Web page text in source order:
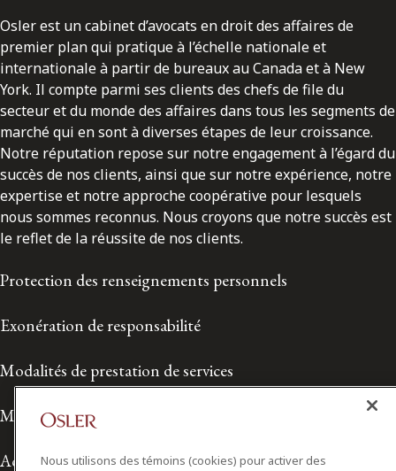
Osler est un cabinet d’avocats en droit des affaires de
premier plan qui pratique à l’échelle nationale et
internationale à partir de bureaux au Canada et à New
York. Il compte parmi ses clients des chefs de file du
secteur et du monde des affaires dans tous les segments de
marché qui en sont à diverses étapes de leur croissance.
Notre réputation repose sur notre engagement à l’égard du
succès de nos clients, ainsi que sur notre expérience, notre
expertise et notre approche coopérative pour lesquels
nous sommes reconnus. Nous croyons que notre succès est
le reflet de la réussite de nos clients.
Protection des renseignements personnels
Exonération de responsabilité
Modalités de prestation de services
Modalités d'utilisation
AccessibilitéNous utilisons des témoins (cookies) pour activer des